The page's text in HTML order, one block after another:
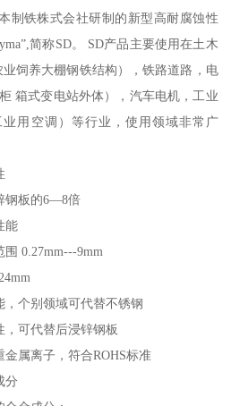
制铁株式会社研制的新型高耐腐蚀性
简称SD。 SD产品主要使用在土木
饲养大棚钢铁结构），铁路道路，电
箱式变电站外体），汽车电机，工业
用空调）等行业，使用领域非常广
钢板的6—8倍
能
0.27mm---9mm
个别领域可代替不锈钢
可代替后浸锌钢板
属离子，符合ROHS标准
分